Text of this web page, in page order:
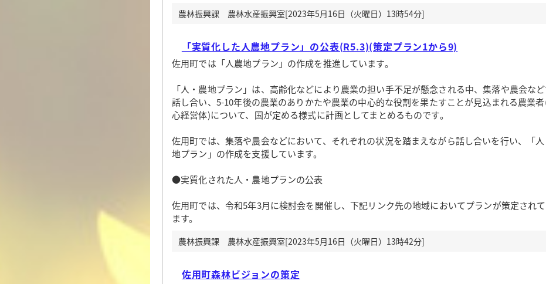
農林振興課 農林水産振興室[2023年5月16日（火曜日）13時54分]
「実質化した人農地プラン」の公表(R5.3)(策定プラン1から9)
佐用町では「人農地プラン」の作成を推進しています。
「人・農地プラン」は、高齢化などにより農業の担い手不足が懸念される中、集落や農会な
話し合い、5-10年後の農業のありかたや農業の中心的な役割を果たすことが見込まれる農業
心経営体)について、国が定める様式に計画としてまとめるものです。
佐用町では、集落や農会などにおいて、それぞれの状況を踏まえながら話し合いを行い、「
地プラン」の作成を支援しています。
●実質化された人・農地プランの公表
佐用町では、令和5年3月に検討会を開催し、下記リンク先の地域においてプランが策定され
ます。
農林振興課 農林水産振興室[2023年5月16日（火曜日）13時42分]
佐用町森林ビジョンの策定